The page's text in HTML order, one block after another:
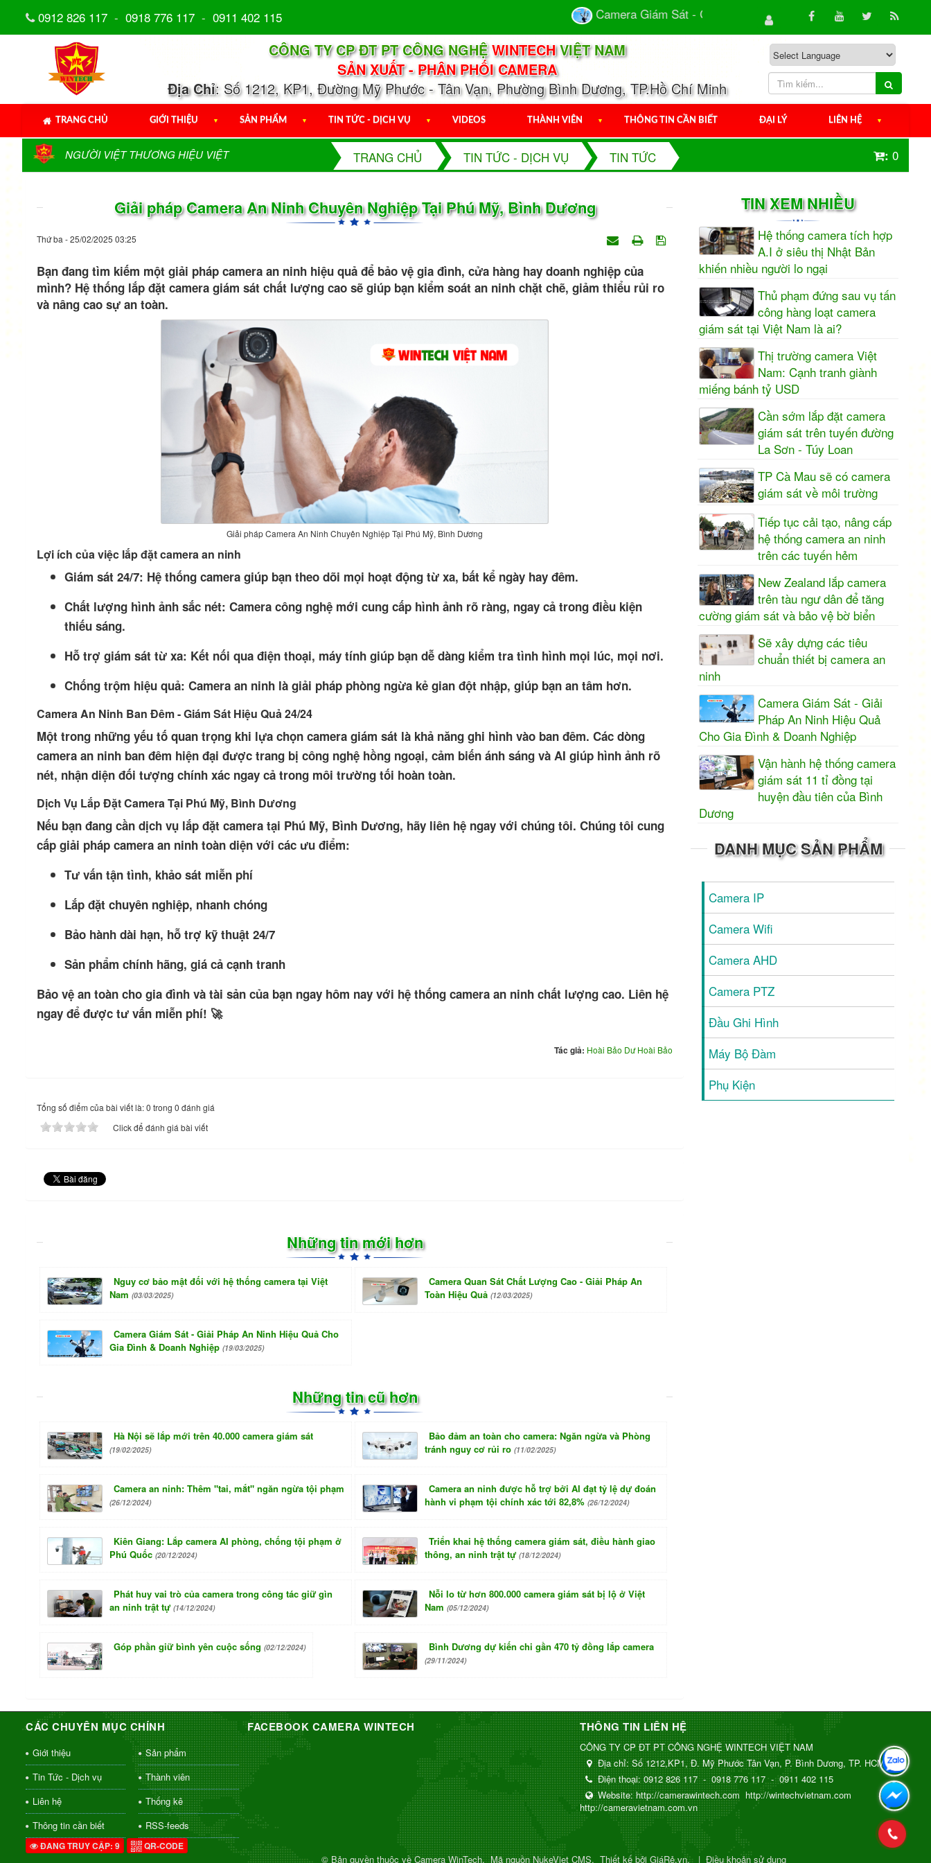
0912 826 117 - 0918 776 117 - 0911 402 115 Camera Giám Sát - Giải Pháp An Ninh Hiệu Quả Cho Gia Đình &
CÔNG TY CP ĐT PT CÔNG NGHỆWINTECHVIỆT NAM
SẢN XUẤT - PHÂN PHỐI CAMERA
Địa Chỉ: Số 1212, KP1, Đường Mỹ Phước - Tân Vạn, Phường Bình Dương, TP.Hồ Chí Minh
TRANG CHỦ GIỚI THIỆU ▼ SẢN PHẨM ▼ TIN TỨC - DỊCH VỤ ▼ VIDEOS THÀNH VIÊN ▼ THÔNG TIN CẦN BIẾT ĐẠI LÝ LIÊN HỆ ▼
NGƯỜI VIỆT THƯƠNG HIỆU VIỆT TRANG CHỦ TIN TỨC - DỊCH VỤ TIN TỨC : 0
Giải pháp Camera An Ninh Chuyên Nghiệp Tại Phú Mỹ, Bình Dương
Thứ ba - 25/02/2025 03:25
Bạn đang tìm kiếm một giải pháp camera an ninh hiệu quả để bảo vệ gia đình, cửa hàng hay doanh nghiệp của
mình? Hệ thống lắp đặt camera giám sát chất lượng cao sẽ giúp bạn kiểm soát an ninh chặt chẽ, giảm thiểu rủi ro
và nâng cao sự an toàn.
Giải pháp Camera An Ninh Chuyên Nghiệp Tại Phú Mỹ, Bình Dương
Lợi ích của việc lắp đặt camera an ninh
Giám sát 24/7: Hệ thống camera giúp bạn theo dõi mọi hoạt động từ xa, bất kể ngày hay đêm.
Chất lượng hình ảnh sắc nét: Camera công nghệ mới cung cấp hình ảnh rõ ràng, ngay cả trong điều kiện
thiếu sáng.
Hỗ trợ giám sát từ xa: Kết nối qua điện thoại, máy tính giúp bạn dễ dàng kiểm tra tình hình mọi lúc, mọi nơi.
Chống trộm hiệu quả: Camera an ninh là giải pháp phòng ngừa kẻ gian đột nhập, giúp bạn an tâm hơn.
Camera An Ninh Ban Đêm - Giám Sát Hiệu Quả 24/24
Một trong những yếu tố quan trọng khi lựa chọn camera giám sát là khả năng ghi hình vào ban đêm. Các dòng
camera an ninh ban đêm hiện đại được trang bị công nghệ hồng ngoại, cảm biến ánh sáng và AI giúp hình ảnh rõ
nét, nhận diện đối tượng chính xác ngay cả trong môi trường tối hoàn toàn.
Dịch Vụ Lắp Đặt Camera Tại Phú Mỹ, Bình Dương
Nếu bạn đang cần dịch vụ lắp đặt camera tại Phú Mỹ, Bình Dương, hãy liên hệ ngay với chúng tôi. Chúng tôi cung
cấp giải pháp camera an ninh toàn diện với các ưu điểm:
Tư vấn tận tình, khảo sát miễn phí
Lắp đặt chuyên nghiệp, nhanh chóng
Bảo hành dài hạn, hỗ trợ kỹ thuật 24/7
Sản phẩm chính hãng, giá cả cạnh tranh
Bảo vệ an toàn cho gia đình và tài sản của bạn ngay hôm nay với hệ thống camera an ninh chất lượng cao. Liên hệ
ngay để được tư vấn miễn phí! 🚀
Tác giả: Hoài Bảo Dư Hoài Bảo
Tổng số điểm của bài viết là: 0 trong 0 đánh giá
Click để đánh giá bài viết
Những tin mới hơn
Nguy cơ bảo mật đối với hệ thống camera tại Việt
Nam (03/03/2025)
Camera Quan Sát Chất Lượng Cao - Giải Pháp An
Toàn Hiệu Quả (12/03/2025)
Camera Giám Sát - Giải Pháp An Ninh Hiệu Quả Cho
Gia Đình & Doanh Nghiệp (19/03/2025)
Những tin cũ hơn
Hà Nội sẽ lắp mới trên 40.000 camera giám sát
(19/02/2025)
Bảo đảm an toàn cho camera: Ngăn ngừa và Phòng
tránh nguy cơ rủi ro (11/02/2025)
Camera an ninh: Thêm "tai, mắt" ngăn ngừa tội phạm
(26/12/2024)
Camera an ninh được hỗ trợ bởi AI đạt tỷ lệ dự đoán
hành vi phạm tội chính xác tới 82,8% (26/12/2024)
Kiên Giang: Lắp camera AI phòng, chống tội phạm ở
Phú Quốc (20/12/2024)
Triển khai hệ thống camera giám sát, điều hành giao
thông, an ninh trật tự (18/12/2024)
Phát huy vai trò của camera trong công tác giữ gìn
an ninh trật tự (14/12/2024)
Nỗi lo từ hơn 800.000 camera giám sát bị lộ ở Việt
Nam (05/12/2024)
Góp phần giữ bình yên cuộc sống (02/12/2024) Bình Dương dự kiến chi gần 470 tỷ đồng lắp camera
(29/11/2024)
TIN XEM NHIỀU
Hệ thống camera tích hợp
A.I ở siêu thị Nhật Bản
khiến nhiều người lo ngại
Thủ phạm đứng sau vụ tấn
công hàng loạt camera
giám sát tại Việt Nam là ai?
Thị trường camera Việt
Nam: Cạnh tranh giành
miếng bánh tỷ USD
Cần sớm lắp đặt camera
giám sát trên tuyến đường
La Sơn - Túy Loan
TP Cà Mau sẽ có camera
giám sát về môi trường
Tiếp tục cải tạo, nâng cấp
hệ thống camera an ninh
trên các tuyến hẻm
New Zealand lắp camera
trên tàu ngư dân để tăng
cường giám sát và bảo vệ bờ biển
Sẽ xây dựng các tiêu
chuẩn thiết bị camera an
ninh
Camera Giám Sát - Giải
Pháp An Ninh Hiệu Quả
Cho Gia Đình & Doanh Nghiệp
Vận hành hệ thống camera
giám sát 11 tỉ đồng tại
huyện đầu tiên của Bình
Dương
DANH MỤC SẢN PHẨM
Camera IP
Camera Wifi
Camera AHD
Camera PTZ
Đầu Ghi Hình
Máy Bộ Đàm
Phụ Kiện
CÁC CHUYÊN MỤC CHÍNH
Giới thiệu
Sản phẩm
Tin Tức - Dịch vụ
Thành viên
Liên hệ
Thống kê
Thông tin cần biết
RSS-feeds
ĐANG TRUY CẬP: 9 QR-CODE
FACEBOOK CAMERA WINTECH THÔNG TIN LIÊN HỆ
CÔNG TY CP ĐT PT CÔNG NGHỆ WINTECH VIỆT NAM
Địa chỉ:Số 1212,KP1, Đ. Mỹ Phước Tân Vạn, P. Bình Dương, TP. HCM
Điện thoại:0912 826 117 - 0918 776 117 - 0911 402 115
Website:http://camerawintech.com http://wintechvietnam.com
http://cameravietnam.com.vn
© Bản quyền thuộc vềCamera WinTech.Mã nguồnNukeViet CMS. Thiết kế bởi GiáRẻ.vn. | Điều khoản sử dụng